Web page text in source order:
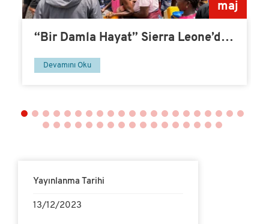
maj
“Bir Damla Hayat” Sierra Leone’de
Devamını Oku
Yayınlanma Tarihi
13/12/2023